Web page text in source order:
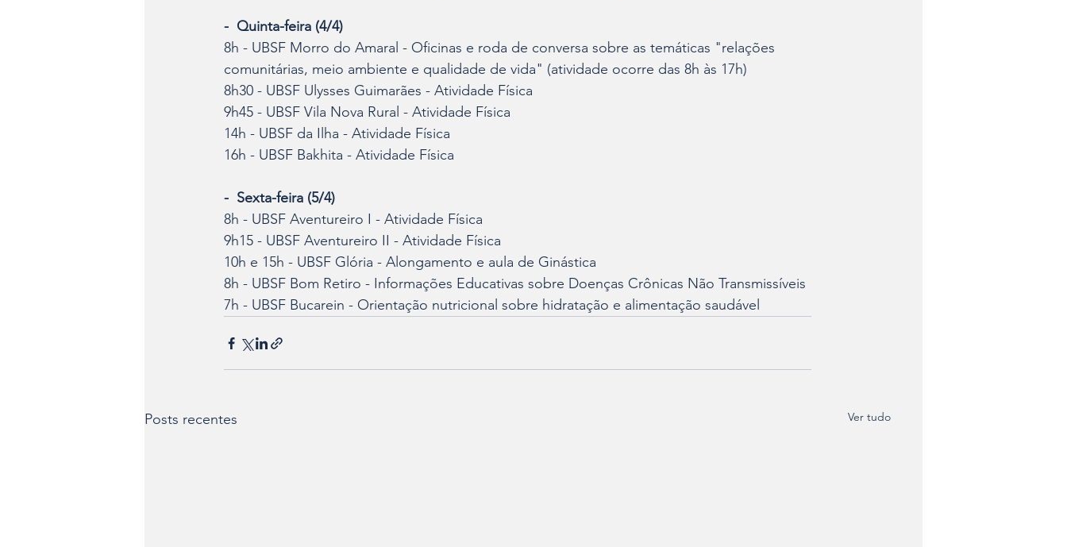
-  Quinta-feira (4/4)
8h - UBSF Morro do Amaral - Oficinas e roda de conversa sobre as temáticas "relações
comunitárias, meio ambiente e qualidade de vida" (atividade ocorre das 8h às 17h)
8h30 - UBSF Ulysses Guimarães - Atividade Física
9h45 - UBSF Vila Nova Rural - Atividade Física
14h - UBSF da Ilha - Atividade Física
16h - UBSF Bakhita - Atividade Física
-  Sexta-feira (5/4)
8h - UBSF Aventureiro I - Atividade Física
9h15 - UBSF Aventureiro II - Atividade Física
10h e 15h - UBSF Glória - Alongamento e aula de Ginástica
8h - UBSF Bom Retiro - Informações Educativas sobre Doenças Crônicas Não Transmissíveis
7h - UBSF Bucarein - Orientação nutricional sobre hidratação e alimentação saudável
Posts recentes Ver tudo